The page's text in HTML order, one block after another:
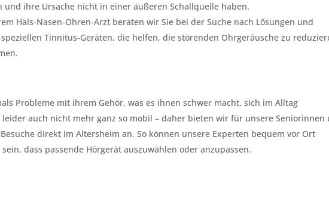
und ihre Ursache nicht in einer äußeren Schallquelle haben.
Hals-Nasen-Ohren-Arzt beraten wir Sie bei der Suche nach Lösungen und
Tinnitus-Geräten, die helfen, die störenden Ohrgeräusche zu
Probleme mit ihrem Gehör, was es ihnen schwer macht, sich im Alltag
auch nicht mehr ganz so mobil – daher bieten wir für unsere Seniorinnen
direkt im Altersheim an. So können unsere Experten bequem vor Ort
dass passende Hörgerät auszuwählen oder anzupassen.